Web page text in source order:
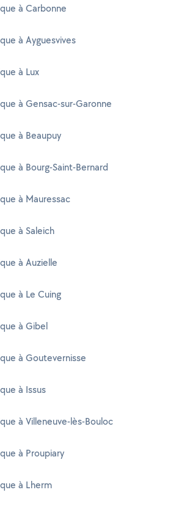
à Carbonne
à Ayguesvives
à Lux
à Gensac-sur-Garonne
à Beaupuy
à Bourg-Saint-Bernard
à Mauressac
à Saleich
à Auzielle
à Le Cuing
à Gibel
à Goutevernisse
à Issus
à Villeneuve-lès-Bouloc
à Proupiary
à Lherm